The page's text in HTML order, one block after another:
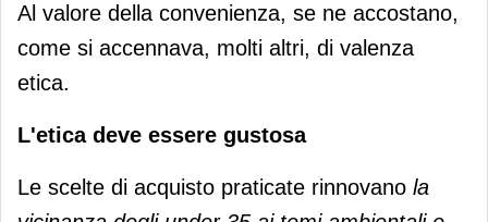
Al valore della convenienza, se ne accostano,
come si accennava, molti altri, di valenza
etica.
L'etica deve essere gustosa
Le scelte di acquisto praticate rinnovano la